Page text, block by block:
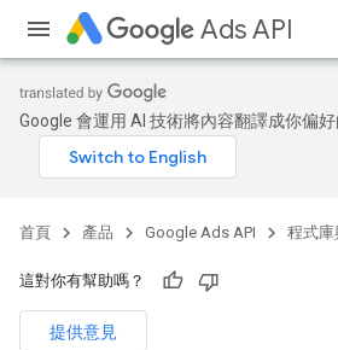
Ads API
Google 會運用 AI 技術將內容翻譯成你偏
首頁 產品 Google Ads API 程式庫
這對你有幫助嗎？
提供意見